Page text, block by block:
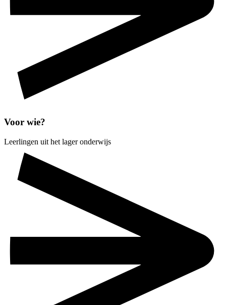
Voor wie?
Leerlingen uit het lager onderwijs